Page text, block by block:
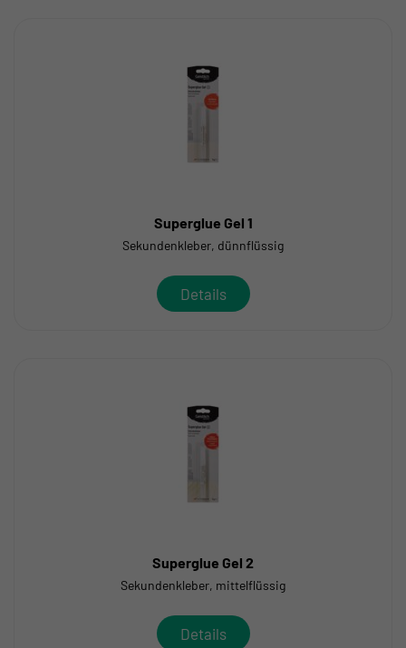
Superglue Gel 1
Sekundenkleber, dünnflüssig
Details
Superglue Gel 2
Sekundenkleber, mittelflüssig
Details